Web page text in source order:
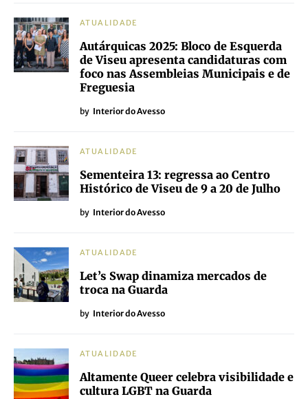
ATUALIDADE
Autárquicas 2025: Bloco de Esquerda
de Viseu apresenta candidaturas com
foco nas Assembleias Municipais e de
Freguesia
by Interior do Avesso
ATUALIDADE
Sementeira 13: regressa ao Centro
Histórico de Viseu de 9 a 20 de Julho
by Interior do Avesso
ATUALIDADE
Let’s Swap dinamiza mercados de
troca na Guarda
by Interior do Avesso
ATUALIDADE
Altamente Queer celebra visibilidade e
cultura LGBT na Guarda